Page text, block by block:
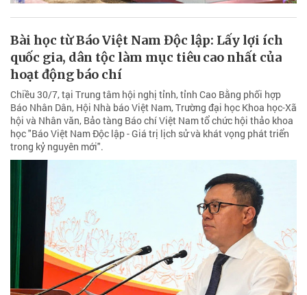
Bài học từ Báo Việt Nam Độc lập: Lấy lợi ích
quốc gia, dân tộc làm mục tiêu cao nhất của
hoạt động báo chí
Chiều 30/7, tại Trung tâm hội nghị tỉnh, tỉnh Cao Bằng phối hợp
Báo Nhân Dân, Hội Nhà báo Việt Nam, Trường đại học Khoa học-Xã
hội và Nhân văn, Bảo tàng Báo chí Việt Nam tổ chức hội thảo khoa
học "Báo Việt Nam Độc lập - Giá trị lịch sử và khát vọng phát triển
trong kỷ nguyên mới".